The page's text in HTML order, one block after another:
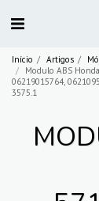
Início Artigos
Modulo ABS
06219015764,
3575.1